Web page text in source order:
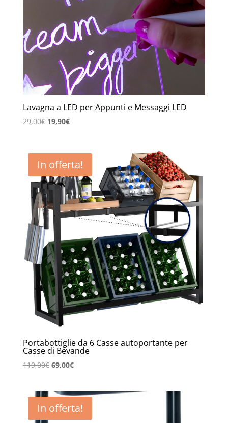
Lavagna a LED per Appunti e Messaggi LED
29,00€ Il
era:
29,00€.
19,90€Il
è:
19,90€.
In offerta!
Portabottiglie da 6 Casse autoportante per
Casse di Bevande
119,00€ Il
era:
119,00€.
69,00€Il
è:
69,00€.
In offerta!